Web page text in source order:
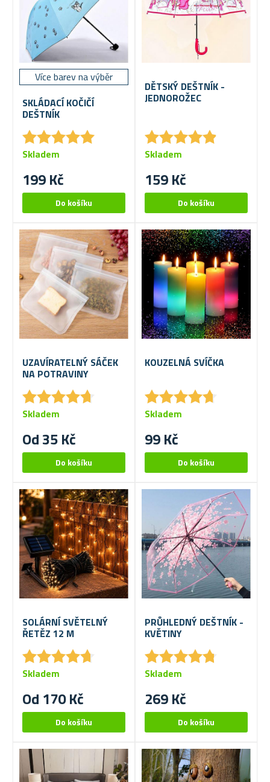
Více barev na výběr
SKLÁDACÍ KOČIČÍ
DEŠTNÍK
★★★★★
★★★★★
199 Kč
Skladem
DĚTSKÝ DEŠTNÍK -
JEDNOROŽEC
★★★★★
★★★★★
159 Kč
Skladem
UZAVÍRATELNÝ SÁČEK
NA POTRAVINY
★★★★★
★★★★★
Od 35 Kč
Skladem
KOUZELNÁ SVÍČKA
★★★★★
★★★★★
99 Kč
Skladem
SOLÁRNÍ SVĚTELNÝ
ŘETĚZ 12 M
★★★★★
★★★★★
Od 170 Kč
Skladem
PRŮHLEDNÝ DEŠTNÍK -
KVĚTINY
★★★★★
★★★★★
269 Kč
Skladem